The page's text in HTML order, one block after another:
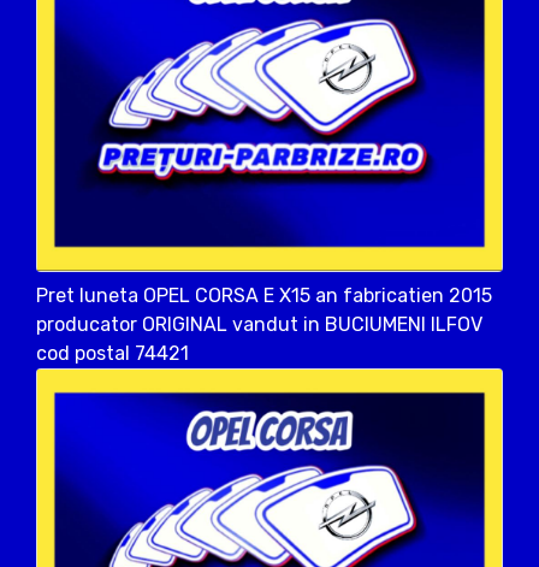
Pret luneta OPEL CORSA E X15 an fabricatien 2015
producator ORIGINAL vandut in BUCIUMENI ILFOV
cod postal 74421